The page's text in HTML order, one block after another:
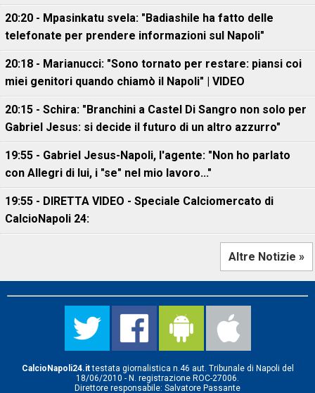
20:20 - Mpasinkatu svela: "Badiashile ha fatto delle
telefonate per prendere informazioni sul Napoli"
20:18 - Marianucci: "Sono tornato per restare: piansi coi
miei genitori quando chiamò il Napoli" | VIDEO
20:15 - Schira: "Branchini a Castel Di Sangro non solo per
Gabriel Jesus: si decide il futuro di un altro azzurro"
19:55 - Gabriel Jesus-Napoli, l'agente: "Non ho parlato
con Allegri di lui, i "se" nel mio lavoro..."
19:55 - DIRETTA VIDEO - Speciale Calciomercato di
CalcioNapoli 24:
Altre Notizie »
CalcioNapoli24.ittestata giornalistica n.46 aut. Tribunale di Napoli del
18/06/2010 - N. registrazione ROC-27006.
Direttore responsabile: Salvatore Passante